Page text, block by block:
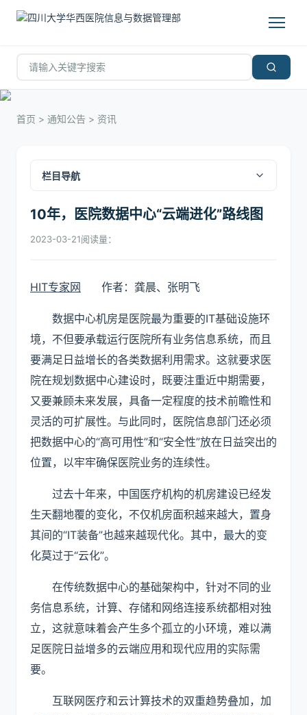
首页 > 通知公告 > 资讯
栏目导航
10年，医院数据中心“云端进化”路线图
2023-03-21阅读量：
HIT专家网 作者：龚晨、张明飞
数据中心机房是医院最为重要的IT基础设施环
境，不但要承载运行医院所有业务信息系统，而且
要满足日益增长的各类数据利用需求。这就要求医
院在规划数据中心建设时，既要注重近中期需要，
又要兼顾未来发展，具备一定程度的技术前瞻性和
灵活的可扩展性。与此同时，医院信息部门还必须
把数据中心的“高可用性”和“安全性”放在日益突出的
位置，以牢牢确保医院业务的连续性。
过去十年来，中国医疗机构的机房建设已经发
生天翻地覆的变化，不仅机房面积越来越大，置身
其间的“IT装备”也越来越现代化。其中，最大的变
化莫过于“云化”。
在传统数据中心的基础架构中，针对不同的业
务信息系统，计算、存储和网络连接系统都相对独
立，这就意味着会产生多个孤立的小环境，难以满
足医院日益增多的云端应用和现代应用的实际需
要。
互联网医疗和云计算技术的双重趋势叠加，加